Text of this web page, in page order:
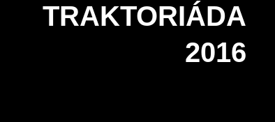
TRAKTORIÁDA
2016